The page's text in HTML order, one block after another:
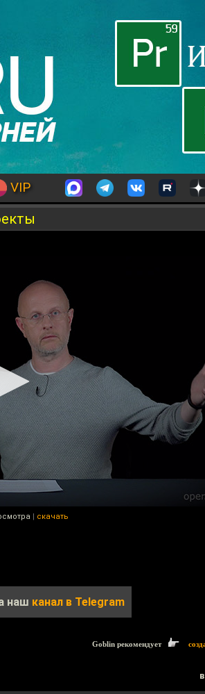
VIP
| скачать
наш канал в Telegram
Goblin рекомендует